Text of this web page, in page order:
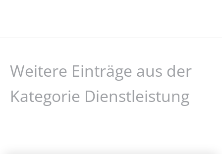
Weitere Einträge aus der
Kategorie Dienstleistung